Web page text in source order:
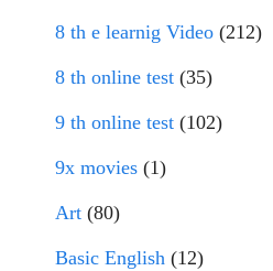
8 th e learnig Video (212)
8 th online test (35)
9 th online test (102)
9x movies (1)
Art (80)
Basic English (12)